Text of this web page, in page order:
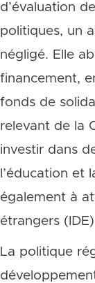
d’évaluation
politiques, un
négligé. Elle
financement,
fonds de
relevant de la
investir dans
l’éducation et
également à
étrangers
La politique